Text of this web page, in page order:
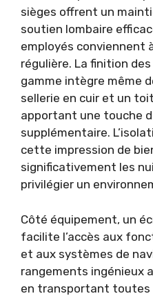
sièges offrent un
soutien lombaire
employés conviennent
régulière. La finition
gamme intègre même
sellerie en cuir et un
apportant une touche
supplémentaire.
cette impression de
significativement les
privilégier un
Côté équipement, un
facilite l’accès aux
et aux systèmes de
rangements ingénieux
en transportant toutes